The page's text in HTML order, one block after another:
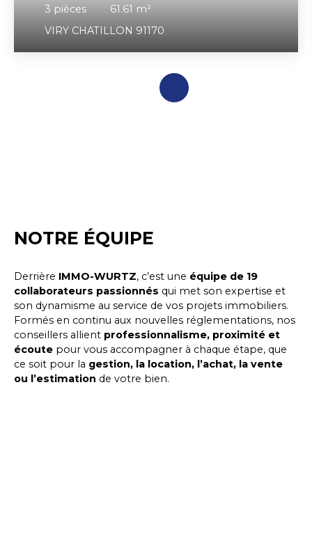
3 pièces 61.61 m²
VIRY CHATILLON 91170
NOTRE ÉQUIPE
Derrière IMMO-WURTZ, c’est une équipe de 19
collaborateurs passionnés qui met son expertise et
son dynamisme au service de vos projets immobiliers.
Formés en continu aux nouvelles réglementations, nos
conseillers allient professionnalisme, proximité et
écoute pour vous accompagner à chaque étape, que
ce soit pour la gestion, la location, l’achat, la vente
ou l’estimation de votre bien.